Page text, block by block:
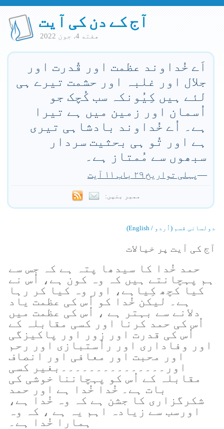
آج کے دن کی آیت
هفته 4. جون 2022
اَے خُداوند عظمت اور قُدرت اور
جلال اور غلبہ اور حشمت تیرے ہی
لئے ہیں کِیُونکہ سب کُچک جو
اُسمان اور زمین میں ہے تیرا
ہے۔ اُے خُداوند بادشاہی تیری
ہے اور تُو ہی بحثیت سردار
سبھوں سے مُمتاز ہے۔
—پہلی تواریخ ۲۹ باب ۱۱ آیت
ممبر بنیں:
دولسانی قسم (اُردو / English)
آج کی آیت پر خیالات
حمد خُدا کا سیدھا پتہ ہے کہ جس سے
ہم پہچانتے ہیں کہ وہ کون ہے، اُس نے
کیا کچھ کِیاہے، اور وہ کیا کر رہا
ہے۔ لیکن خُدا کو اُس کی عظمت یاد
دلانے سے بہتر ہے ، اُس کی عظمت میں
اُس کی حمد کرنا اور کسی مقابلہ کے
اُس کی قدرت اور زور اور پاکیزگی
اور وفاداری اور راُستبازی اور رحم
اور محبت اور معافی اور انصاف
اور۔۔۔۔۔۔۔۔۔۔۔۔۔۔۔بغیر کسی
مقابلہ کے اُس کو پہچاننا خوشی کی
بات ہے۔ خُدا خُدا ہے اور حمد
شکرگزاری کا جشن ہے کہ وہ خُدا ہے،
اورسب سے زیادہ اہم یہ ہے ، کہ وہ
ہمارا خُدا ہے۔